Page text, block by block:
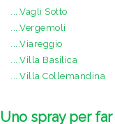
....Vagli Sotto
....Vergemoli
....Viareggio
....Villa Basilica
....Villa Collemandina
Uno spray per